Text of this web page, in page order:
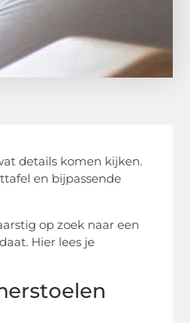
details komen kijken.
en bijpassende
op zoek naar een
Hier lees je